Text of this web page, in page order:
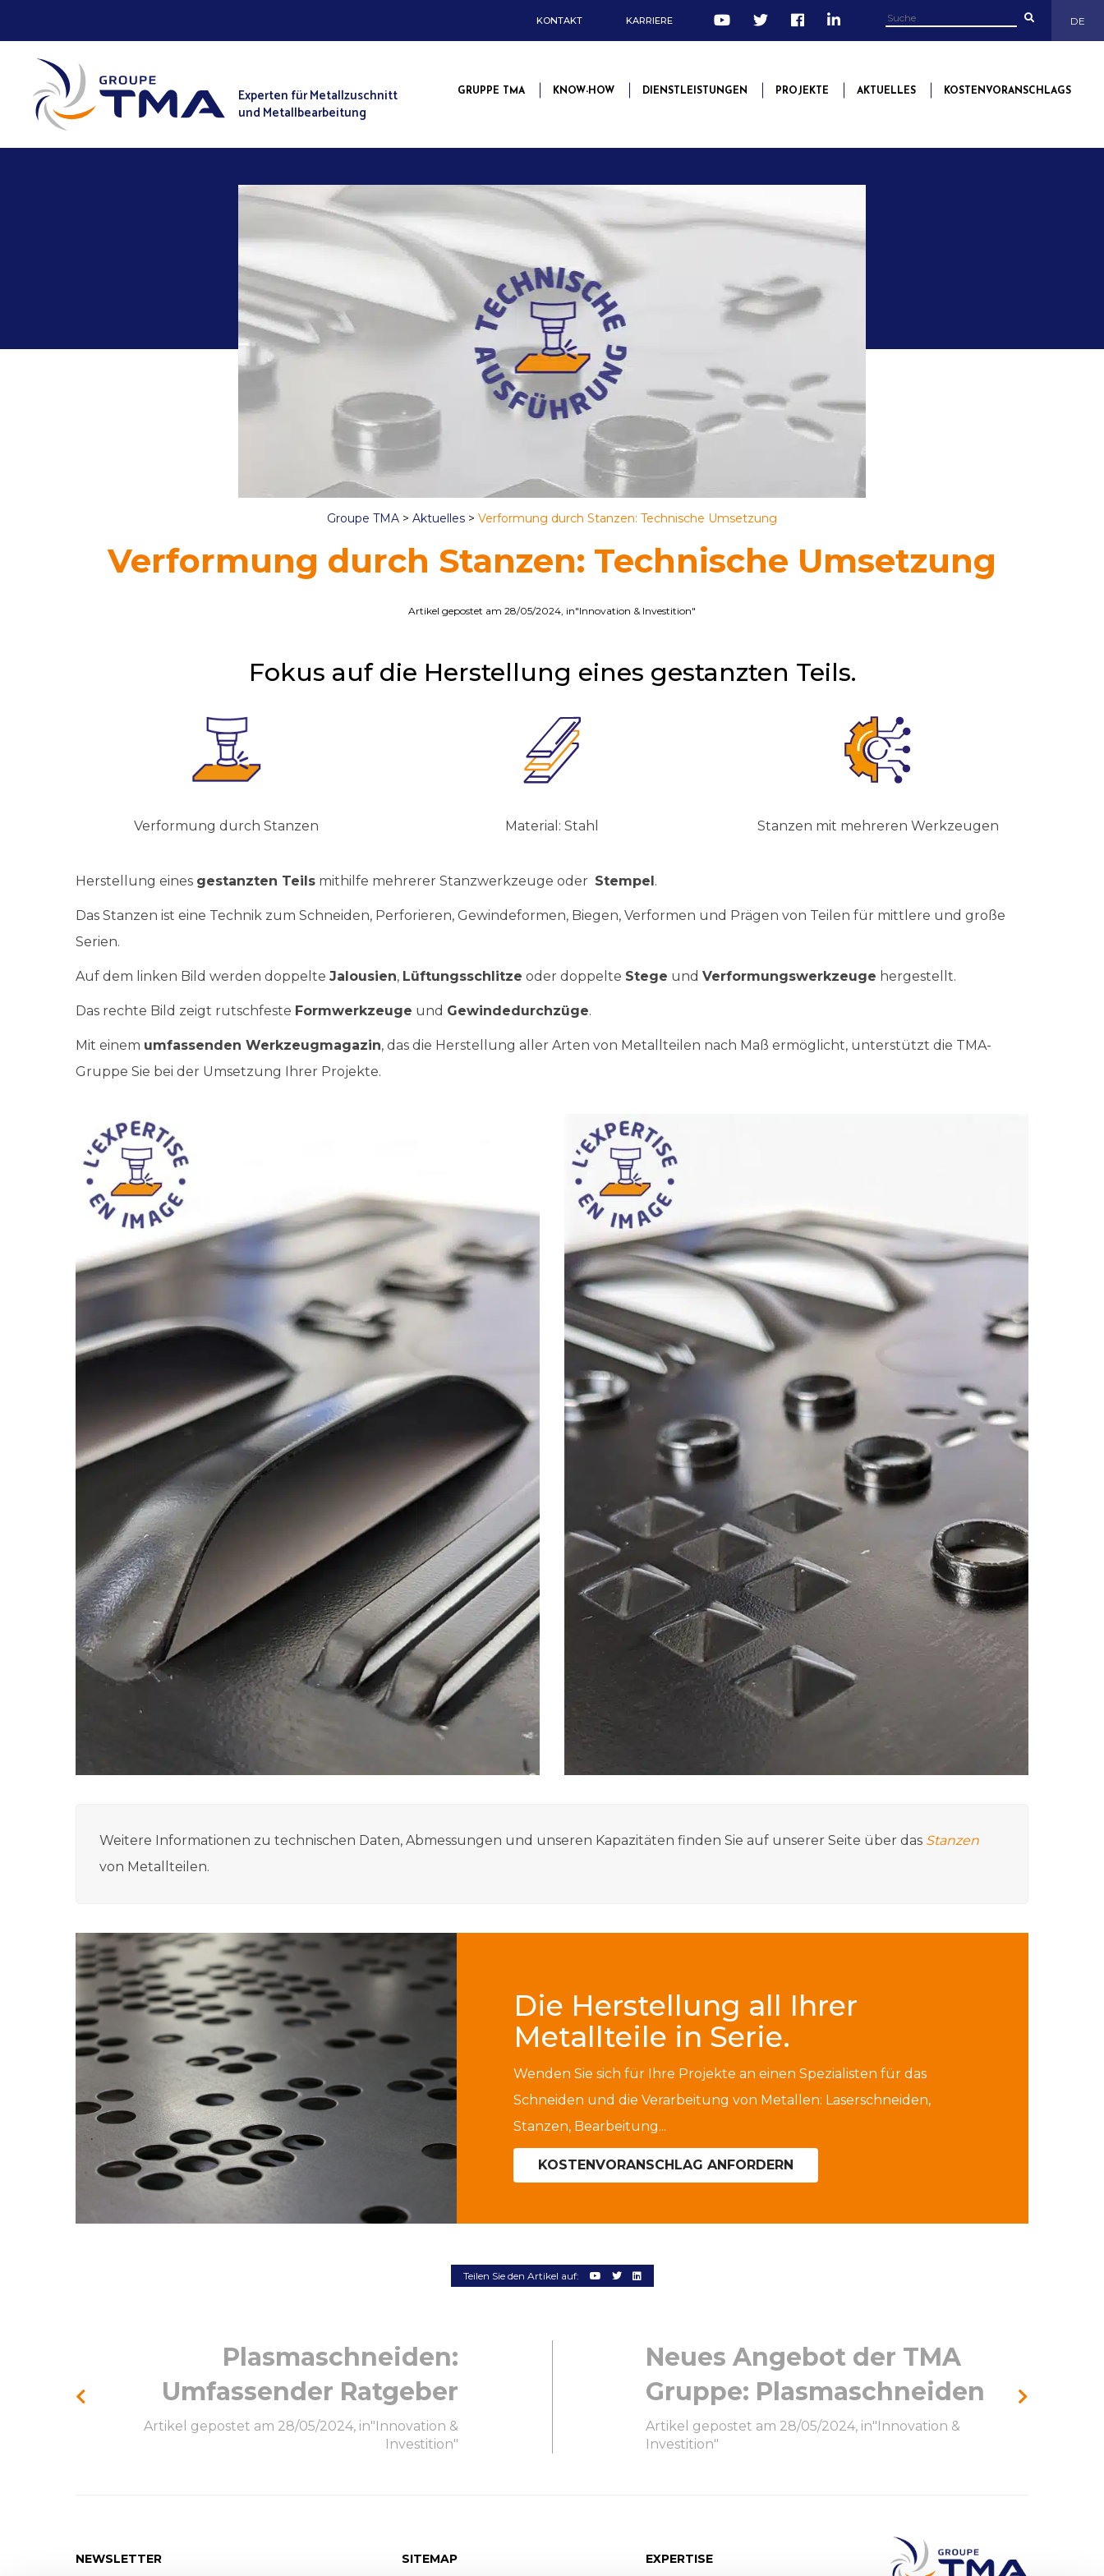
Experten für Metallzuschnitt
und Metallbearbeitung
GRUPPE TMA KNOW-HOW DIENSTLEISTUNGEN PROJEKTE AKTUELLES KOSTENVORANSCHLAGS
KONTAKT KARRIERE DE
Groupe TMA > Aktuelles > Verformung durch Stanzen: Technische Umsetzung
Verformung durch Stanzen: Technische Umsetzung
Artikel gepostet am 28/05/2024, in"Innovation & Investition"
Fokus auf die Herstellung eines gestanzten Teils.
Verformung durch Stanzen Material: Stahl Stanzen mit mehreren Werkzeugen
Herstellung eines gestanzten Teils mithilfe mehrerer Stanzwerkzeuge oder Stempel .
Das Stanzen ist eine Technik zum Schneiden, Perforieren, Gewindeformen, Biegen, Verformen und Prägen von Teilen für mittlere und große
Serien.
Auf dem linken Bild werden doppelte Jalousien, Lüftungsschlitze oder doppelte Stege und Verformungswerkzeuge hergestellt.
Das rechte Bild zeigt rutschfeste Formwerkzeuge und Gewindedurchzüge.
Mit einem umfassenden Werkzeugmagazin, das die Herstellung aller Arten von Metallteilen nach Maß ermöglicht, unterstützt die TMA-
Gruppe Sie bei der Umsetzung Ihrer Projekte.
Weitere Informationen zu technischen Daten, Abmessungen und unseren Kapazitäten finden Sie auf unserer Seite über das Stanzen
von Metallteilen.
Die Herstellung all Ihrer
Metallteile in Serie.
Wenden Sie sich für Ihre Projekte an einen Spezialisten für das
Schneiden und die Verarbeitung von Metallen: Laserschneiden,
Stanzen, Bearbeitung...
KOSTENVORANSCHLAG ANFORDERN
Teilen Sie den Artikel auf:
Plasmaschneiden:
Umfassender Ratgeber
Artikel gepostet am 28/05/2024, in"Innovation &
Investition"
Neues Angebot der TMA
Gruppe: Plasmaschneiden
Artikel gepostet am 28/05/2024, in"Innovation &
Investition"
NEWSLETTER SITEMAP EXPERTISE